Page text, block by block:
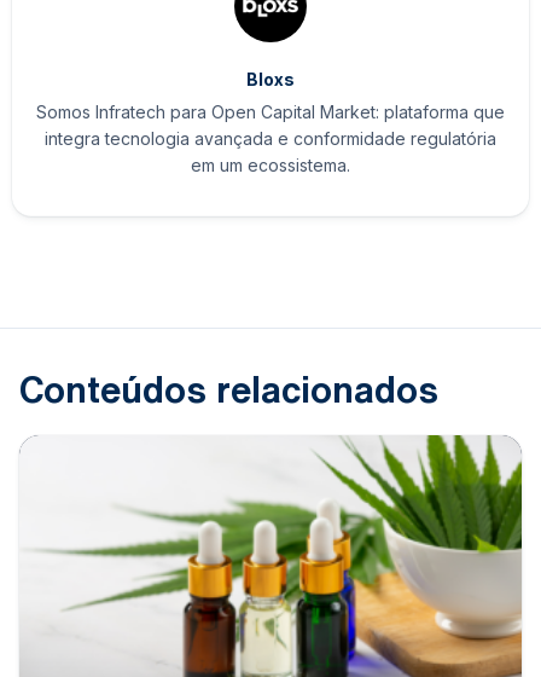
Bloxs
Somos Infratech para Open Capital Market: plataforma que
integra tecnologia avançada e conformidade regulatória
em um ecossistema.
Conteúdos relacionados